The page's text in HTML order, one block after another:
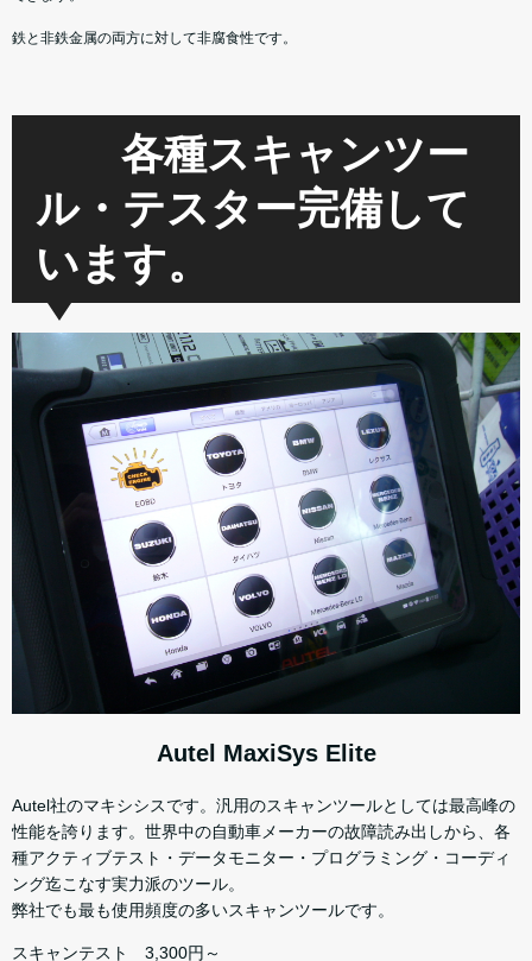
鉄と非鉄金属の両方に対して非腐食性です。
各種スキャンツー
ル・テスター完備して
います。
Autel MaxiSys Elite
Autel社のマキシシスです。汎用のスキャンツールとしては最高峰の
性能を誇ります。世界中の自動車メーカーの故障読み出しから、各
種アクティブテスト・データモニター・プログラミング・コーディ
ング迄こなす実力派のツール。
弊社でも最も使用頻度の多いスキャンツールです。
スキャンテスト 3,300円～